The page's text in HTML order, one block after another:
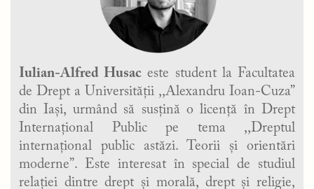
Iulian-Alfred Husac este student la Facultatea
de Drept a Universității ,,Alexandru Ioan-Cuza”
din Iași, urmând să susțină o licență în Drept
Internațional Public pe tema ,,Dreptul
internațional public astăzi. Teorii și orientări
moderne”. Este interesat în special de studiul
relației dintre drept și morală, drept și religie,